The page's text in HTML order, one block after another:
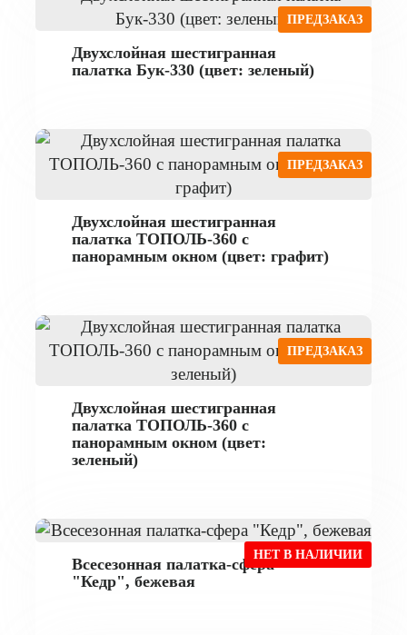
ПРЕДЗАКАЗ
Двухслойная шестигранная
палатка Бук-330 (цвет: зеленый)
ПРЕДЗАКАЗ
Двухслойная шестигранная
палатка ТОПОЛЬ-360 с
панорамным окном (цвет: графит)
ПРЕДЗАКАЗ
Двухслойная шестигранная
палатка ТОПОЛЬ-360 с
панорамным окном (цвет:
зеленый)
НЕТ В НАЛИЧИИ
Всесезонная палатка-сфера
"Кедр", бежевая